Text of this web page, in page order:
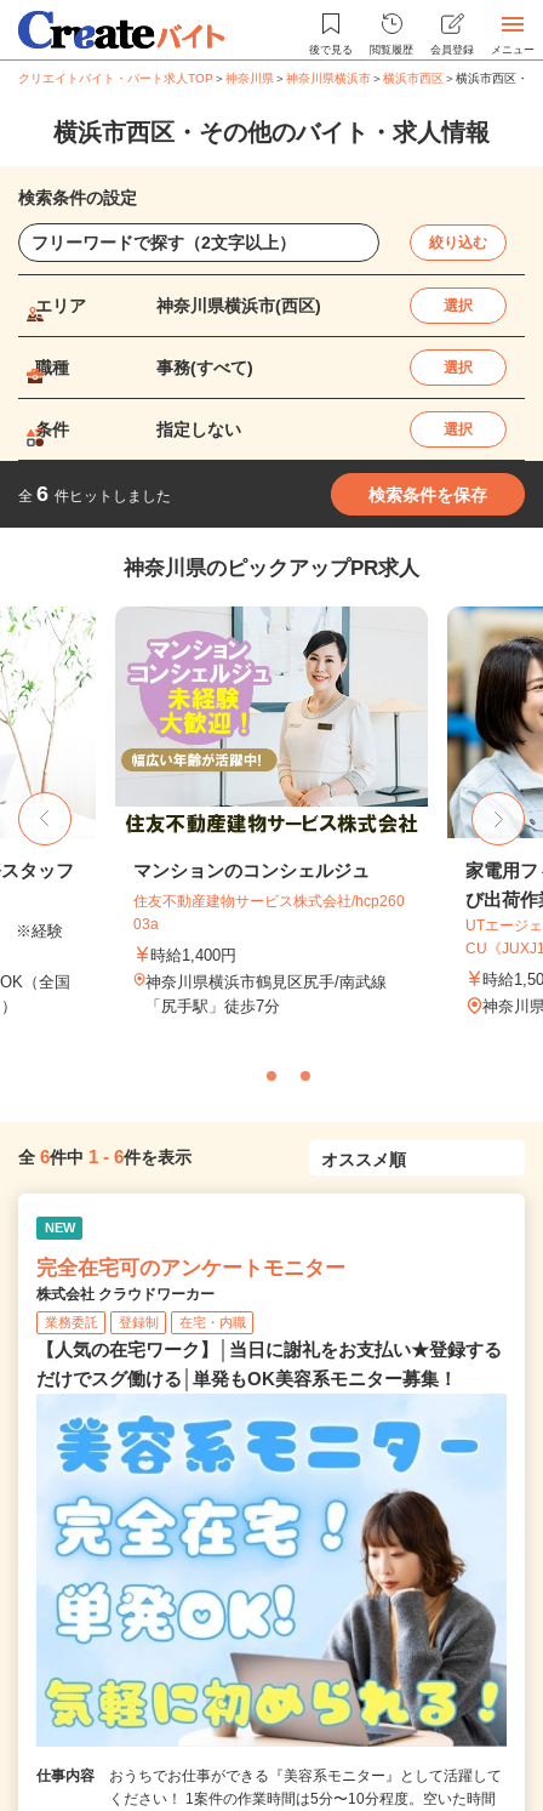
後で見る 閲覧履歴 会員登録 メニュー
クリエイトバイト・パート求人TOP ＞神奈川県＞神奈川県横浜市＞横浜市西区＞横浜市西区・
横浜市西区・その他のバイト・求人情報
検索条件の設定
絞り込む
エリア 神奈川県横浜市(西区) 選択
職種 事務(すべて) 選択
条件 指定しない 選択
全 6 件ヒットしました 検索条件を保存
神奈川県のピックアップPR求人
タッフ
※経験
（全国
マンションのコンシェルジュ
住友不動産建物サービス株式会社/hcp260
03a
時給1,400円
神奈川県横浜市鶴見区尻手/南武線
「尻手駅」徒歩7分
家電用フ
び出荷作
UTエージ
CU《
時給
神奈川
全 6件中 1 - 6件を表示
NEW
完全在宅可のアンケートモニター
株式会社 クラウドワーカー
業務委託 登録制 在宅・内職
【人気の在宅ワーク】│当日に謝礼をお支払い★登録する
だけでスグ働ける│単発もOK美容系モニター募集！
仕事内容
おうちでお仕事ができる『美容系モニター』として活躍して
ください！ 1案件の作業時間は5分〜10分程度。空いた時間